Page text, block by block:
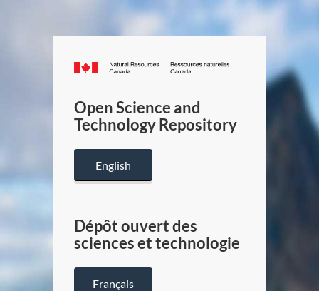
Canada.ca
/
Canada
Open Science and
Technology Repository
English
Dépôt ouvert des
sciences et technologie
Français